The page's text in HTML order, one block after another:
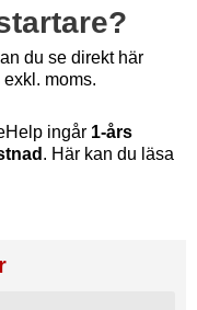
du se direkt här
moms.
ingår 1-års
. Här kan du läsa